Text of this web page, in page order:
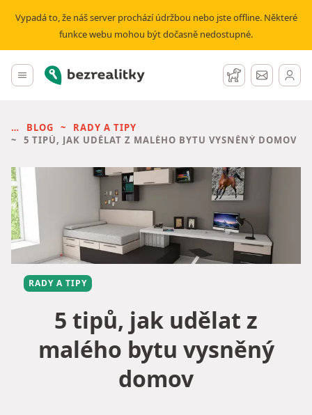
Vypadá to, že náš server prochází údržbou nebo jste offline. Některé
funkce webu mohou být dočasně nedostupné.
Hlavní menu
Bezrealitky Hlídací pes
Zprávy
BLOG
RADY A TIPY
5 TIPŮ, JAK UDĚLAT Z MALÉHO BYTU VYSNĚNÝ DOMOV
RADY A TIPY
5 tipů, jak udělat z
malého bytu vysněný
domov